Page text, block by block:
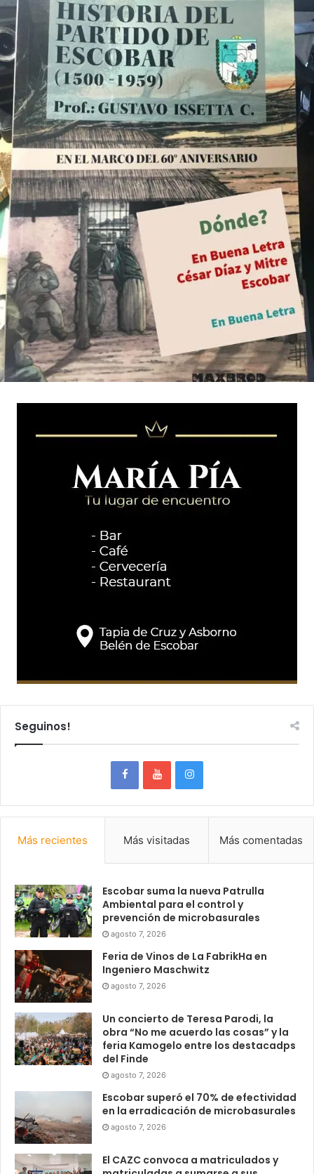
Seguinos!
Más recientes Más visitadas Más comentadas
Escobar suma la nueva Patrulla
Ambiental para el control y
prevención de microbasurales
agosto 7, 2026
Feria de Vinos de La FabrikHa en
Ingeniero Maschwitz
agosto 7, 2026
Un concierto de Teresa Parodi, la
obra “No me acuerdo las cosas” y la
feria Kamogelo entre los destacadps
del Finde
agosto 7, 2026
Escobar superó el 70% de efectividad
en la erradicación de microbasurales
agosto 7, 2026
El CAZC convoca a matriculados y